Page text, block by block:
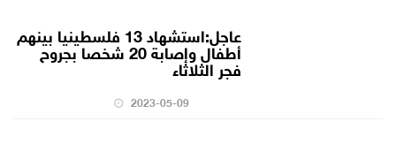
عاجل:استشهاد 13 فلسطينيا بينهم
أطفال وإصابة 20 شخصا بجروح
فجر الثلاثاء
2023-05-09